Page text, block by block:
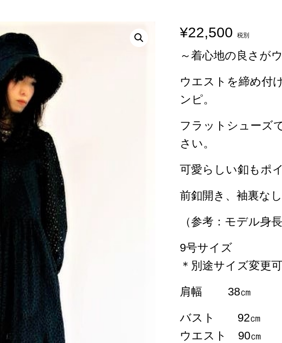
¥22,500 税別
～着心地の良さが
ウエストを締め付
ンピ。
フラットシューズ
さい。
可愛らしい釦もポ
前釦開き、袖裏な
（参考：モデル身
9号サイズ
＊別途サイズ変更可
肩幅 38㎝
バスト 92㎝
ウエスト 90㎝